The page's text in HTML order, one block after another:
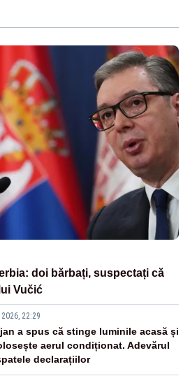
doi bărbați, suspectați că
Vučić
22:29
a spus că stinge luminile acasă și
aerul condiționat. Adevărul
declarațiilor